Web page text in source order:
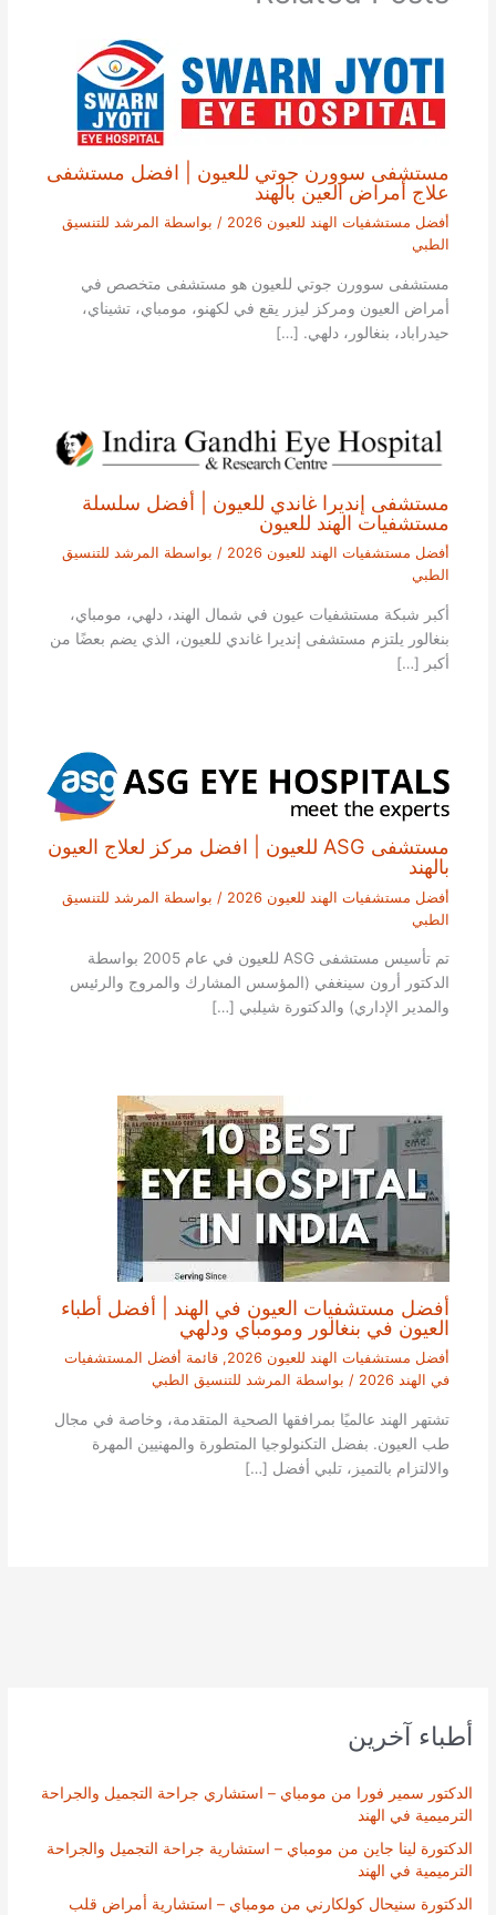
أطباء آخرين
الدكتور سمير فورا من مومباي – استشاري جراحة التجميل والجراحة
الترميمية في الهند
الدكتورة لينا جاين من مومباي – استشارية جراحة التجميل والجراحة
الترميمية في الهند
الدكتورة سنيحال كولكارني من مومباي – استشارية أمراض قلب
مستشفى سوورن جوتي للعيون | افضل مستشفى
علاج أمراض العين بالهند
أفضل مستشفيات الهند للعيون 2026 / بواسطة المرشد للتنسيق
الطبي
مستشفى سوورن جوتي للعيون هو مستشفى متخصص في
أمراض العيون ومركز ليزر يقع في لكهنو، مومباي، تشيناي،
حيدراباد، بنغالور، دلهي. […]
مستشفى إنديرا غاندي للعيون | أفضل سلسلة
مستشفيات الهند للعيون
أفضل مستشفيات الهند للعيون 2026 / بواسطة المرشد للتنسيق
الطبي
أكبر شبكة مستشفيات عيون في شمال الهند، دلهي، مومباي،
بنغالور يلتزم مستشفى إنديرا غاندي للعيون، الذي يضم بعضًا من
أكبر […]
مستشفى ASG للعيون | افضل مركز لعلاج العيون
بالهند
أفضل مستشفيات الهند للعيون 2026 / بواسطة المرشد للتنسيق
الطبي
تم تأسيس مستشفى ASG للعيون في عام 2005 بواسطة
الدكتور أرون سينغفي (المؤسس المشارك والمروج والرئيس
والمدير الإداري) والدكتورة شيلبي […]
أفضل مستشفيات العيون في الهند | أفضل أطباء
العيون في بنغالور ومومباي ودلهي
أفضل مستشفيات الهند للعيون 2026 , قائمة أفضل المستشفيات
في الهند 2026
/ بواسطة المرشد للتنسيق الطبي
تشتهر الهند عالميًا بمرافقها الصحية المتقدمة، وخاصة في مجال
طب العيون. بفضل التكنولوجيا المتطورة والمهنيين المهرة
والالتزام بالتميز، تلبي أفضل […]